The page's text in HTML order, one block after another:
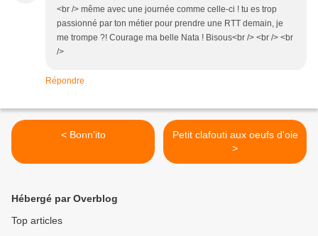
<br /> même avec une journée comme celle-ci ! tu es trop
passionné par ton métier pour prendre une RTT demain, je
me trompe ?! Courage ma belle Nata ! Bisous<br /> <br /> <br
/>
Répondre
< Bonn'ito
Petit clafouti aux oeufs d'oie
>
Hébergé par Overblog
Top articles